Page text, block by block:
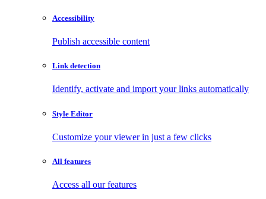
Accessibility
Publish accessible content
Link detection
Identify, activate and import your links automatically
Style Editor
Customize your viewer in just a few clicks
All features
Access all our features